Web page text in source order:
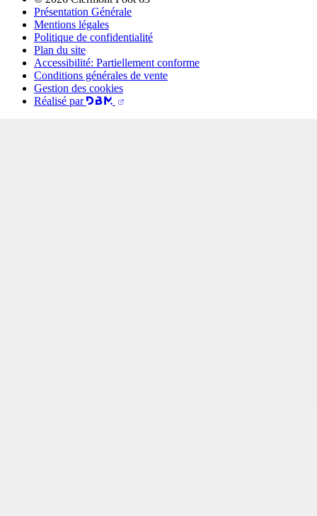
Présentation Générale
Mentions légales
Politique de confidentialité
Plan du site
Accessibilité: Partiellement conforme
Conditions générales de vente
Gestion des cookies
Réalisé par